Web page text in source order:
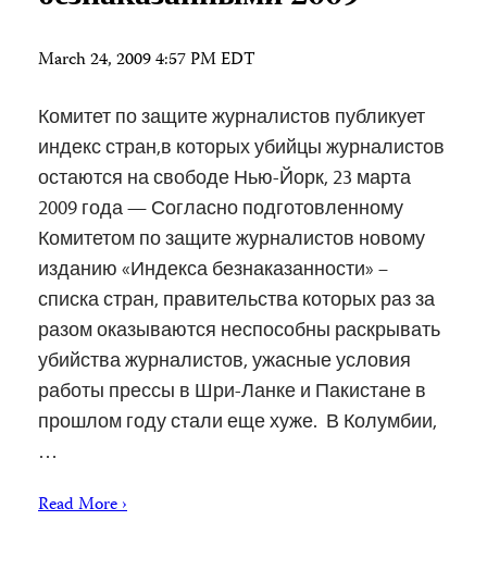
March 24, 2009 4:57 PM EDT
Комитет по защите журналистов публикует
индекс стран,в которых убийцы журналистов
остаются на свободе Нью-Йорк, 23 марта
2009 года — Согласно подготовленному
Комитетом по защите журналистов новому
изданию «Индекса безнаказанности» –
списка стран, правительства которых раз за
разом оказываются неспособны раскрывать
убийства журналистов, ужасные условия
работы прессы в Шри-Ланке и Пакистане в
прошлом году стали еще хуже. В Колумбии,
…
Read More ›